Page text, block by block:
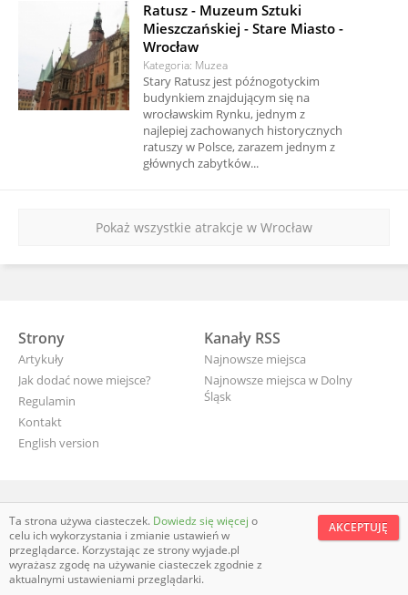
Ratusz - Muzeum Sztuki
Mieszczańskiej - Stare Miasto -
Wrocław
Kategoria: Muzea
Stary Ratusz jest późnogotyckim
budynkiem znajdującym się na
wrocławskim Rynku, jednym z
najlepiej zachowanych historycznych
ratuszy w Polsce, zarazem jednym z
głównych zabytków...
Pokaż wszystkie atrakcje w Wrocław
Strony
Artykuły
Jak dodać nowe miejsce?
Regulamin
Kontakt
English version
Kanały RSS
Najnowsze miejsca
Najnowsze miejsca w Dolny
Śląsk
wyjade.pl - turystyczna Polska
AKCEPTUJĘ
Ta strona używa ciasteczek. Dowiedz się więcej o
celu ich wykorzystania i zmianie ustawień w
przeglądarce. Korzystając ze strony wyjade.pl
wyrażasz zgodę na używanie ciasteczek zgodnie z
aktualnymi ustawieniami przeglądarki.